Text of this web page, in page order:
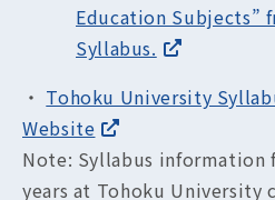
Education Subjects”
Syllabus.
・ Tohoku University
Website
Note: Syllabus information
years at Tohoku University